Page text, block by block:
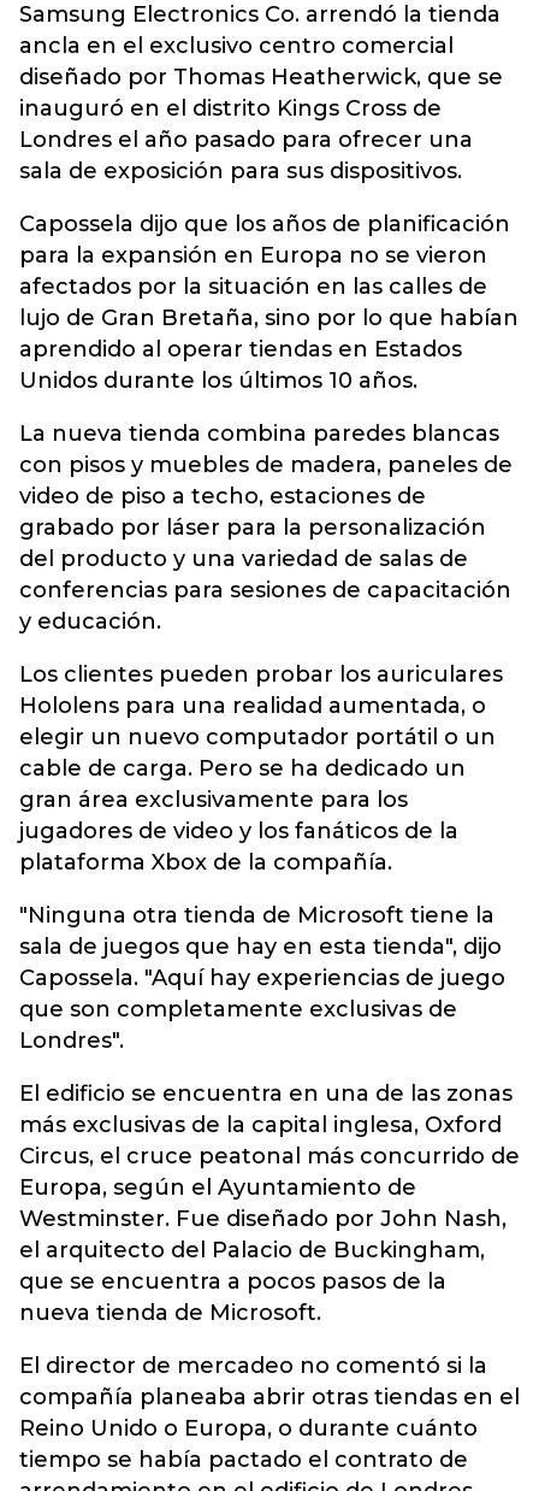
Samsung Electronics Co. arrendó la tienda
ancla en el exclusivo centro comercial
diseñado por Thomas Heatherwick, que se
inauguró en el distrito Kings Cross de
Londres el año pasado para ofrecer una
sala de exposición para sus dispositivos.
Capossela dijo que los años de planificación
para la expansión en Europa no se vieron
afectados por la situación en las calles de
lujo de Gran Bretaña, sino por lo que habían
aprendido al operar tiendas en Estados
Unidos durante los últimos 10 años.
La nueva tienda combina paredes blancas
con pisos y muebles de madera, paneles de
video de piso a techo, estaciones de
grabado por láser para la personalización
del producto y una variedad de salas de
conferencias para sesiones de capacitación
y educación.
Los clientes pueden probar los auriculares
Hololens para una realidad aumentada, o
elegir un nuevo computador portátil o un
cable de carga. Pero se ha dedicado un
gran área exclusivamente para los
jugadores de video y los fanáticos de la
plataforma Xbox de la compañía.
"Ninguna otra tienda de Microsoft tiene la
sala de juegos que hay en esta tienda", dijo
Capossela. "Aquí hay experiencias de juego
que son completamente exclusivas de
Londres".
El edificio se encuentra en una de las zonas
más exclusivas de la capital inglesa, Oxford
Circus, el cruce peatonal más concurrido de
Europa, según el Ayuntamiento de
Westminster. Fue diseñado por John Nash,
el arquitecto del Palacio de Buckingham,
que se encuentra a pocos pasos de la
nueva tienda de Microsoft.
El director de mercadeo no comentó si la
compañía planeaba abrir otras tiendas en el
Reino Unido o Europa, o durante cuánto
tiempo se había pactado el contrato de